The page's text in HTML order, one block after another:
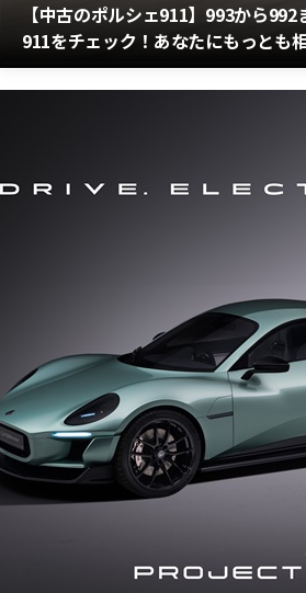
【中古のポルシェ911】993から
911をチェック！あなたにもっとも